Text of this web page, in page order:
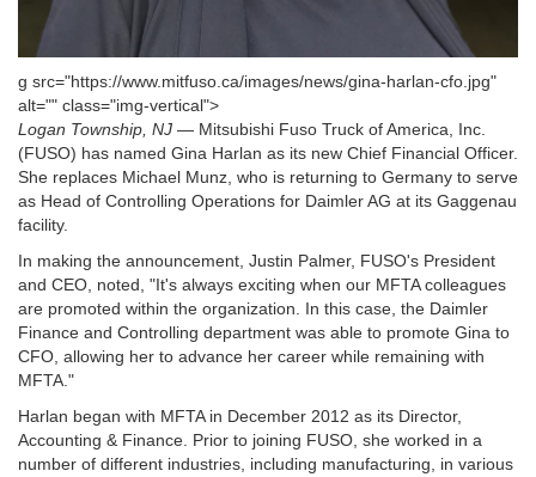
g src="https://www.mitfuso.ca/images/news/gina-harlan-cfo.jpg"
alt="" class="img-vertical">
Logan Township, NJ — Mitsubishi Fuso Truck of America, Inc.
(FUSO) has named Gina Harlan as its new Chief Financial Officer.
She replaces Michael Munz, who is returning to Germany to serve
as Head of Controlling Operations for Daimler AG at its Gaggenau
facility.
In making the announcement, Justin Palmer, FUSO's President
and CEO, noted, "It's always exciting when our MFTA colleagues
are promoted within the organization. In this case, the Daimler
Finance and Controlling department was able to promote Gina to
CFO, allowing her to advance her career while remaining with
MFTA."
Harlan began with MFTA in December 2012 as its Director,
Accounting & Finance. Prior to joining FUSO, she worked in a
number of different industries, including manufacturing, in various